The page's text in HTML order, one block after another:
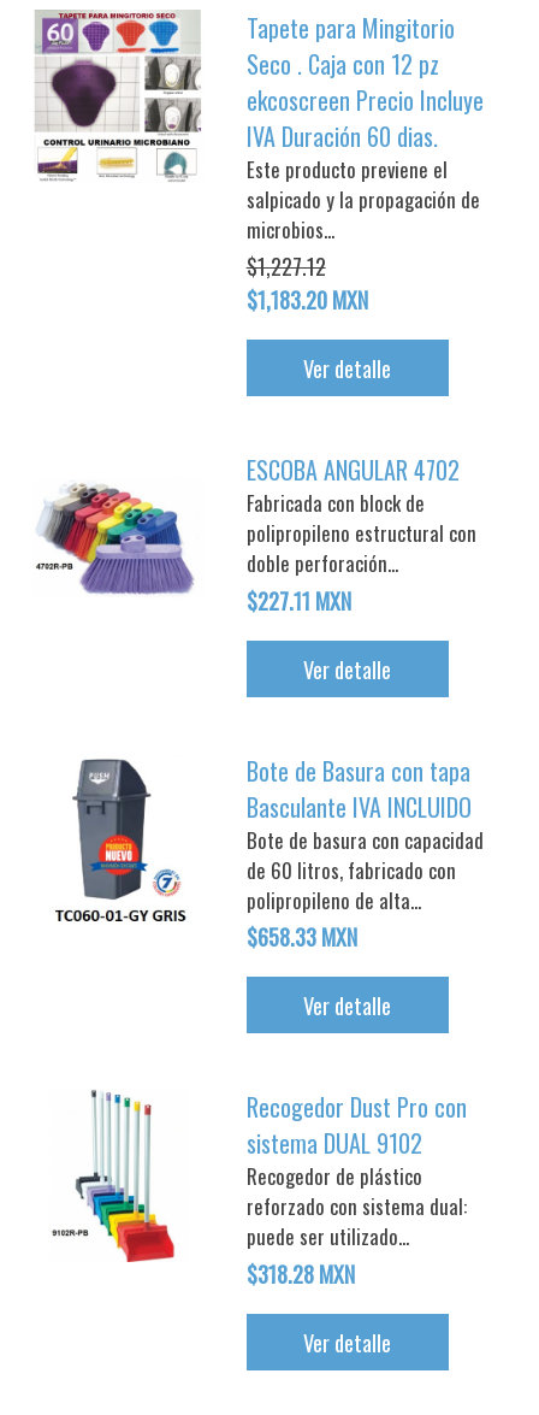
Tapete para Mingitorio
Seco . Caja con 12 pz
ekcoscreen Precio Incluye
IVA Duración 60 dias.
Este producto previene el
salpicado y la propagación de
microbios...
$1,227.12
$1,183.20 MXN
Ver detalle
ESCOBA ANGULAR 4702
Fabricada con block de
polipropileno estructural con
doble perforación...
$227.11 MXN
Ver detalle
Bote de Basura con tapa
Basculante IVA INCLUIDO
Bote de basura con capacidad
de 60 litros, fabricado con
polipropileno de alta...
$658.33 MXN
Ver detalle
Recogedor Dust Pro con
sistema DUAL 9102
Recogedor de plástico
reforzado con sistema dual:
puede ser utilizado...
$318.28 MXN
Ver detalle